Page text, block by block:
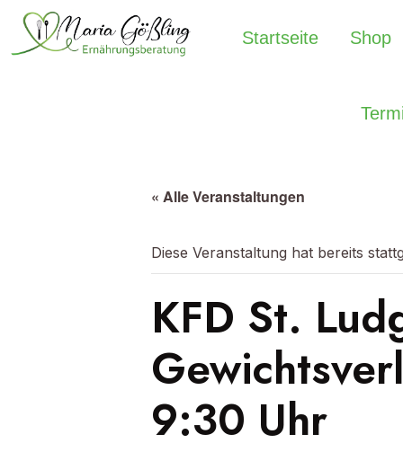
Startseite Shop
« Alle Veranstaltungen
Diese Veranstaltung hat bereits
KFD St.
9:30 Uhr